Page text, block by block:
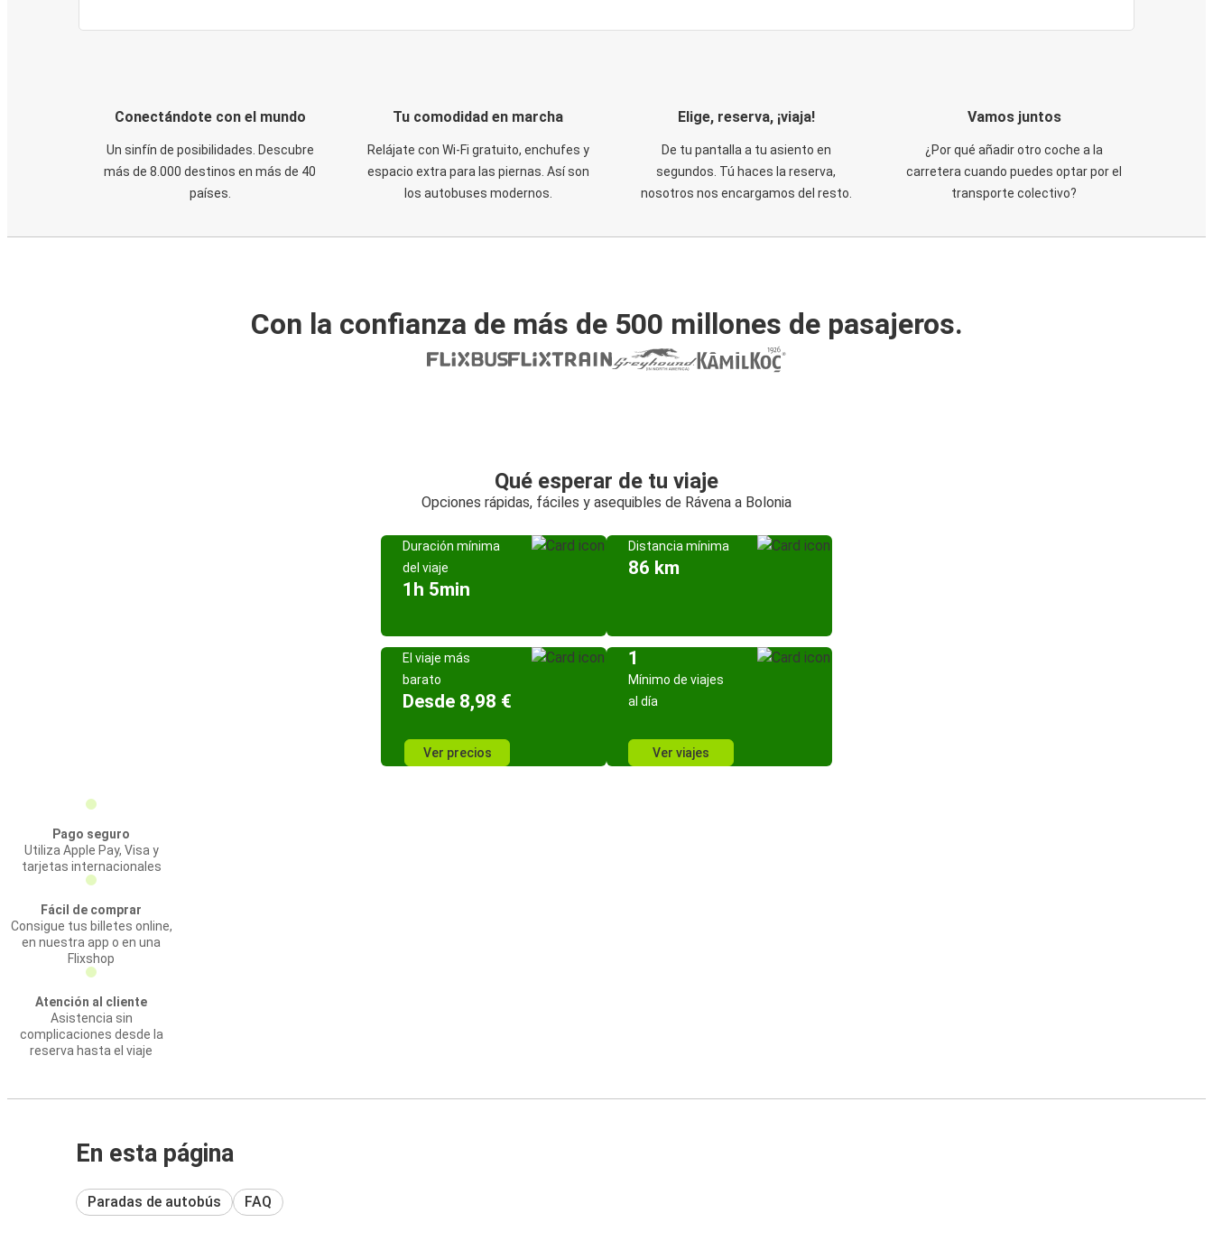
Conectándote con el mundo
Un sinfín de posibilidades. Descubre
más de 8.000 destinos en más de 40
países.
Tu comodidad en marcha
Relájate con Wi-Fi gratuito, enchufes y
espacio extra para las piernas. Así son
los autobuses modernos.
Elige, reserva, ¡viaja!
De tu pantalla a tu asiento en
segundos. Tú haces la reserva,
nosotros nos encargamos del resto.
Vamos juntos
¿Por qué añadir otro coche a la
carretera cuando puedes optar por el
transporte colectivo?
Con la confianza de más de 500 millones de pasajeros.
Qué esperar de tu viaje
Opciones rápidas, fáciles y asequibles de Rávena a Bolonia
Duración mínima
del viaje
1h 5min
Distancia mínima
86 km
El viaje más
barato
Desde 8,98 €
Ver precios
1
Mínimo de viajes
al día
Ver viajes
Pago seguro
Utiliza Apple Pay, Visa y
tarjetas internacionales
Fácil de comprar
Consigue tus billetes online,
en nuestra app o en una
Flixshop
Atención al cliente
Asistencia sin
complicaciones desde la
reserva hasta el viaje
En esta página
Paradas de autobús FAQ